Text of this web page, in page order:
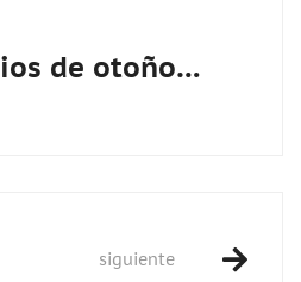
de otoño…
siguiente